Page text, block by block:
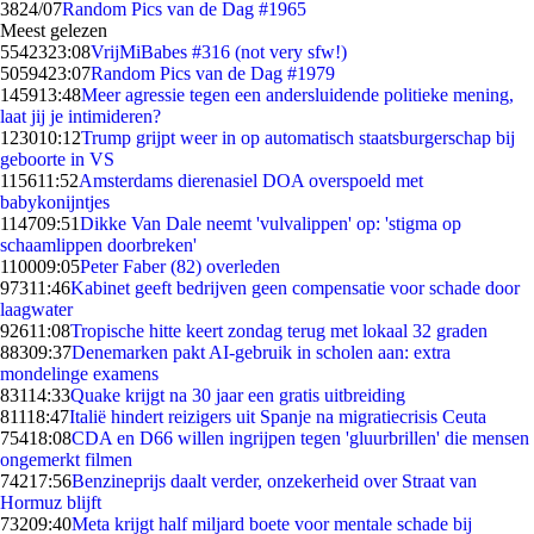
3824/07Random Pics van de Dag #1965
Meest gelezen
5542323:08VrijMiBabes #316 (not very sfw!)
5059423:07Random Pics van de Dag #1979
145913:48Meer agressie tegen een andersluidende politieke mening,
laat jij je intimideren?
123010:12Trump grijpt weer in op automatisch staatsburgerschap bij
geboorte in VS
115611:52Amsterdams dierenasiel DOA overspoeld met
babykonijntjes
114709:51Dikke Van Dale neemt 'vulvalippen' op: 'stigma op
schaamlippen doorbreken'
110009:05Peter Faber (82) overleden
97311:46Kabinet geeft bedrijven geen compensatie voor schade door
laagwater
92611:08Tropische hitte keert zondag terug met lokaal 32 graden
88309:37Denemarken pakt AI-gebruik in scholen aan: extra
mondelinge examens
83114:33Quake krijgt na 30 jaar een gratis uitbreiding
81118:47Italië hindert reizigers uit Spanje na migratiecrisis Ceuta
75418:08CDA en D66 willen ingrijpen tegen 'gluurbrillen' die mensen
ongemerkt filmen
74217:56Benzineprijs daalt verder, onzekerheid over Straat van
Hormuz blijft
73209:40Meta krijgt half miljard boete voor mentale schade bij